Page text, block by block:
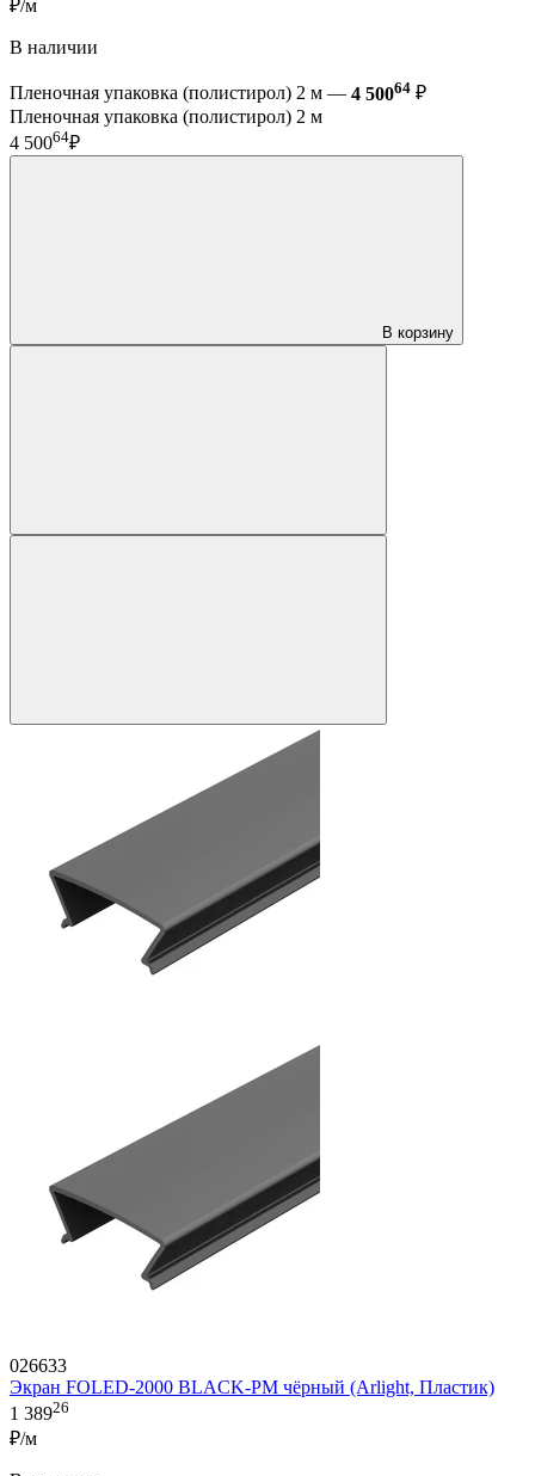
₽/м
В наличии
Пленочная упаковка (полистирол) 2 м — 4 50064 ₽
Пленочная упаковка (полистирол) 2 м
4 50064₽
В корзину
026633
Экран FOLED-2000 BLACK-PM чёрный (Arlight, Пластик)
1 38926
₽/м